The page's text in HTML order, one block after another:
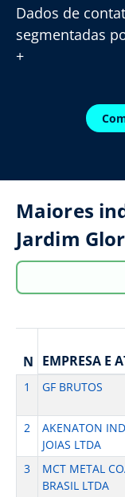
Dados de
segmentadas
+
Maiores
Jardim
N EMPRESA E
1 GF BRUTOS
2
AKENATON
JOIAS LTDA
3
MCT METAL
BRASIL LTDA